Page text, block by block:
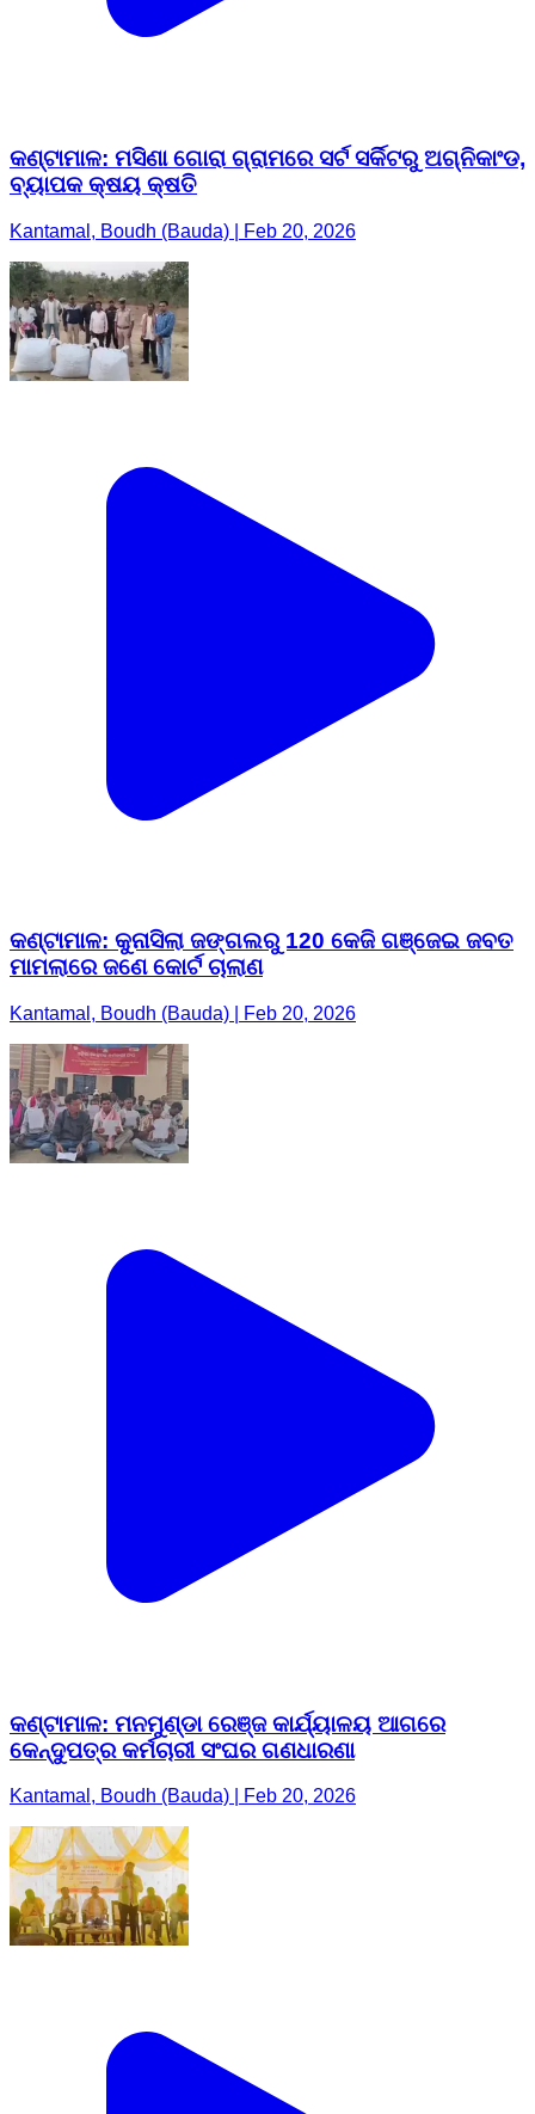
କଣ୍ଟାମାଳ: ମସିଣା ଗୋରା ଗ୍ରାମରେ ସର୍ଟ ସର୍କିଟରୁ ଅଗ୍ନିକାଂଡ,
ବ୍ୟାପକ କ୍ଷୟ କ୍ଷତି
Kantamal, Boudh (Bauda) | Feb 20, 2026
କଣ୍ଟାମାଳ: କୁନାସିଲା ଜଙ୍ଗଲରୁ 120 କେଜି ଗଞ୍ଜେଇ ଜବତ
ମାମଲାରେ ଜଣେ କୋର୍ଟ ଚାଲାଣ
Kantamal, Boudh (Bauda) | Feb 20, 2026
କଣ୍ଟାମାଳ: ମନମୁଣ୍ଡା ରେଞ୍ଜ କାର୍ଯ୍ୟାଳୟ ଆଗରେ
କେନ୍ଦୁପତ୍ର କର୍ମଚାରୀ ସଂଘର ଗଣଧାରଣା
Kantamal, Boudh (Bauda) | Feb 20, 2026